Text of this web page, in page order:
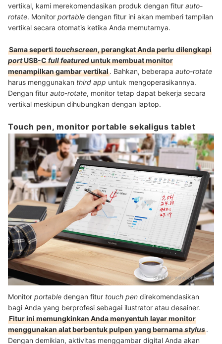
vertikal, kami merekomendasikan produk dengan fitur auto-
rotate. Monitor portable dengan fitur ini akan memberi tampilan
vertikal secara otomatis ketika Anda memutarnya.
Sama sepertitouchscreen, perangkat Anda perlu dilengkapi
portUSB-Cfull featureduntuk membuat monitor
menampilkan gambar vertikal. Bahkan, beberapa auto-rotate
harus menggunakan third app untuk mengoperasikannya.
Dengan fitur auto-rotate, monitor tetap dapat bekerja secara
vertikal meskipun dihubungkan dengan laptop.
Touch pen, monitor portable sekaligus tablet
Sumber: viewsonic.com
Monitor portable dengan fitur touch pen direkomendasikan
bagi Anda yang berprofesi sebagai ilustrator atau desainer.
Fitur ini memungkinkan Anda menyentuh layar monitor
menggunakan alat berbentuk pulpen yang bernamastylus.
Dengan demikian, aktivitas menggambar digital Anda akan